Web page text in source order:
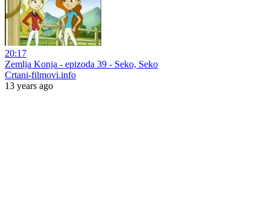
20:17
Zemlja Konja - epizoda 39 - Seko, Seko
Crtani-filmovi.info
13 years ago